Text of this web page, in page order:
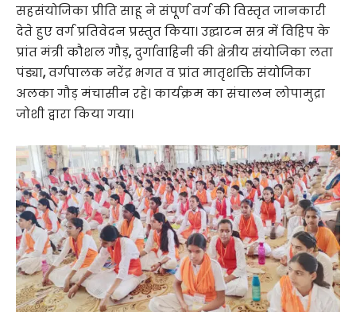
सहसंयोजिका प्रीति साहू ने संपूर्ण वर्ग की विस्तृत जानकारी
देते हुए वर्ग प्रतिवेदन प्रस्तुत किया। उद्घाटन सत्र में विहिप के
प्रांत मंत्री कौशल गौड़,दुर्गावाहिनी की क्षेत्रीय संयोजिका लता
पंड्या,वर्गपालक नरेंद्र भगत व प्रांत मातृशक्ति संयोजिका
अलका गौड़ मंचासीन रहे। कार्यक्रम का संचालन लोपामुद्रा
जोशी द्वारा किया गया।